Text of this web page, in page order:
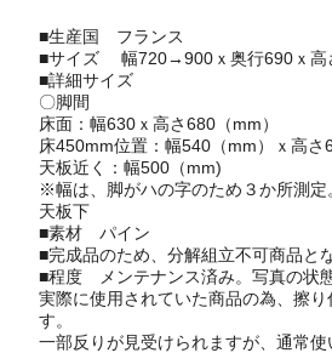
■生産国 フランス
■サイズ 幅720→900ｘ奥行690ｘ高
■詳細サイズ
〇脚間
床面：幅630ｘ高さ680（mm）
床450mm位置：幅540（mm）ｘ高さ
天板近く：幅500（mm)
※幅は、脚がハの字のため３か所測定
天板下
■素材 パイン
■完成品のため、分解組立不可商品と
■程度 メンテナンス済み。写真の状
実際に使用されていた商品の為、擦り
す。
一部反りが見受けられますが、通常使